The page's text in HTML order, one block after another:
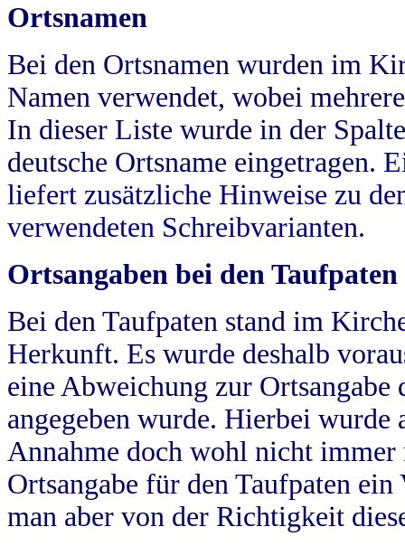
Ortsnamen
Bei den Ortsnamen wurden im
Namen verwendet, wobei
In dieser Liste wurde in der
deutsche Ortsname eingetragen.
liefert zusätzliche Hinweise zu
verwendeten Schreibvarianten.
Ortsangaben bei den Taufpaten
Bei den Taufpaten stand im
Herkunft. Es wurde deshalb
eine Abweichung zur
angegeben wurde. Hierbei wurde
Annahme doch wohl nicht
Ortsangabe für den Taufpaten
man aber von der Richtigkeit